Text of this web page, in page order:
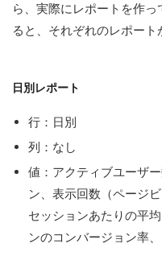
ら、実際にレポートを作
ると、それぞれのレポート
日別レポート
行：日別
列：なし
値：アクティブユーザ
ン、表示回数（ページ
セッションあたりの平
ンのコンバージョン率